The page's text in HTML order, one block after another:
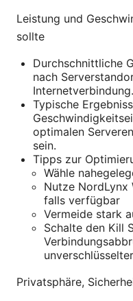
Leistung und
sollte
Durchschnittliche
nach
Internetverbindung.
Typische
optimalen
sein.
Tipps zur
Wähle
Nutze
falls verfügbar
Vermeide stark
Schalte den Kill
Privatsphäre,